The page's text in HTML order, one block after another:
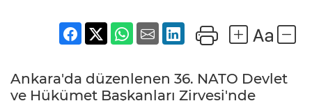
Ankara'da düzenlenen 36. NATO Devlet
ve Hükümet Başkanları Zirvesi'nde